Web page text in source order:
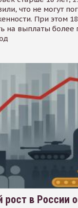
что не могут
При этом
на выплаты более
рост в России